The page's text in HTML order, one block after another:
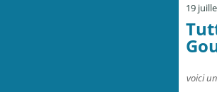
19
voici